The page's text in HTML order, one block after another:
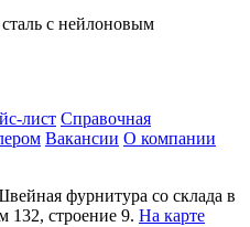
с нейлоновым
лист Справочная
Вакансии О компании
фурнитура со склада в
132, строение 9. На карте